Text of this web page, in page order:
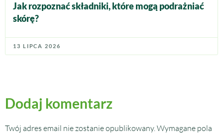
Jak rozpoznać składniki, które mogą podrażniać
skórę?
13 LIPCA 2026
Dodaj komentarz
Twój adres email nie zostanie opublikowany.Wymagane pola